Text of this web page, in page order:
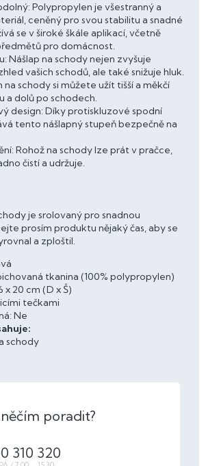
Polypropylen je všestranný a
ceněný pro svou stabilitu a snadné
se v široké škále aplikací, včetně
pro domácnost.
Nášlap na schody nejen zvyšuje
vašich schodů, ale také snižuje hluk.
na schody si můžete užít tišší a měkčí
a dolů po schodech.
design: Díky protiskluzové spodní
tento nášlapný stupeň bezpečně na
Rohož na schody lze prát v pračce,
čistí a udržuje.
je srolovaný pro snadnou
prosím produktu nějaký čas, aby se
a zploštil.
tkanina (100% polypropylen)
x 20 cm (D x Š)
tečkami
Ne
schody
310 320